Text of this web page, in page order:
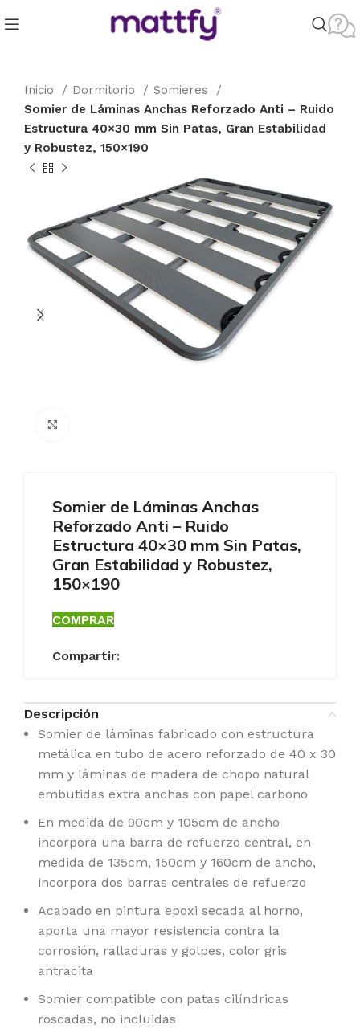
Inicio Dormitorio
Somieres
Somier de Láminas Anchas Reforzado Anti – Ruido
Estructura 40×30 mm Sin Patas, Gran Estabilidad
y Robustez, 150×190
Somier de Láminas Anchas
Reforzado Anti – Ruido
Estructura 40×30 mm Sin Patas,
Gran Estabilidad y Robustez,
150×190
COMPRAR
Compartir:
Descripción
Somier de láminas fabricado con estructura
metálica en tubo de acero reforzado de 40 x 30
mm y láminas de madera de chopo natural
embutidas extra anchas con papel carbono
En medida de 90cm y 105cm de ancho
incorpora una barra de refuerzo central, en
medida de 135cm, 150cm y 160cm de ancho,
incorpora dos barras centrales de refuerzo
Acabado en pintura epoxi secada al horno,
aporta una mayor resistencia contra la
corrosión, ralladuras y golpes, color gris
antracita
Somier compatible con patas cilíndricas
roscadas, no incluidas